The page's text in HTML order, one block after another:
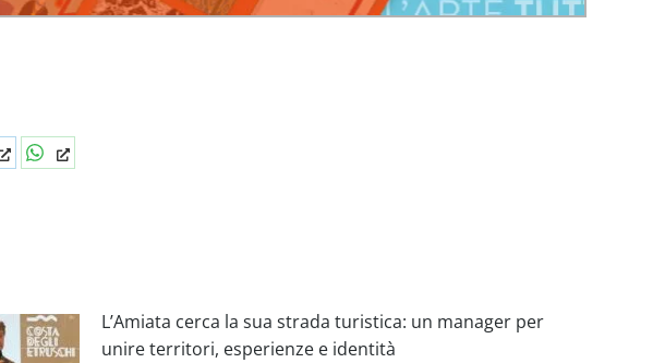
Condividi
L’Amiata cerca la sua strada turistica: un manager per
unire territori, esperienze e identità